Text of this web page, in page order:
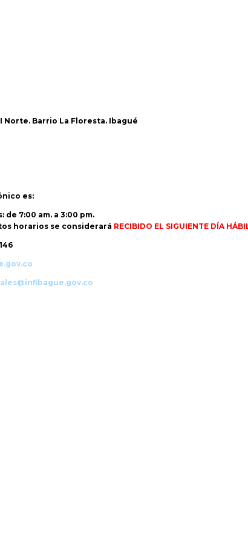
Norte. Barrio La Floresta. Ibagué
es:
de 7:00 am. a 3:00 pm.
horarios se considerará RECIBIDO EL SIGUIENTE DÍA